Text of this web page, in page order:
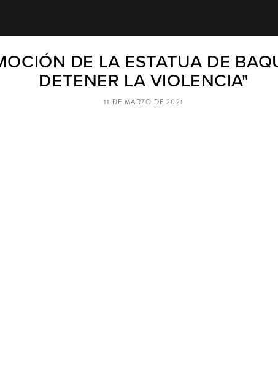
DE LA ESTATUA DE
DETENER LA VIOLENCIA"
11 DE MARZO DE 2021